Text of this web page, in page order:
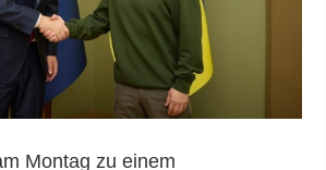
Montag zu einem